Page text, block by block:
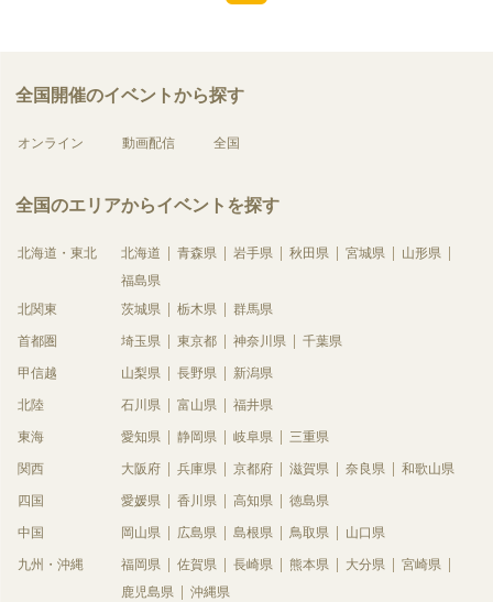
全国開催のイベントから探す
オンライン 動画配信 全国
全国のエリアからイベントを探す
北海道・東北 北海道 青森県 岩手県 秋田県 宮城県
山形県
福島県
北関東
茨城県 栃木県 群馬県
首都圏 埼玉県 東京都 神奈川県 千葉県
甲信越 山梨県 長野県 新潟県
北陸 石川県 富山県 福井県
東海 愛知県 静岡県 岐阜県 三重県
関西 大阪府 兵庫県 京都府 滋賀県 奈良県 和歌山県
四国 愛媛県 香川県 高知県 徳島県
中国 岡山県 広島県 島根県 鳥取県 山口県
九州・沖縄 福岡県 佐賀県 長崎県 熊本県 大分県
宮崎県
鹿児島県
沖縄県